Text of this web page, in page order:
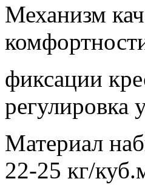
Механизм
фиксации
регулировка
Материал
22-25 кг/